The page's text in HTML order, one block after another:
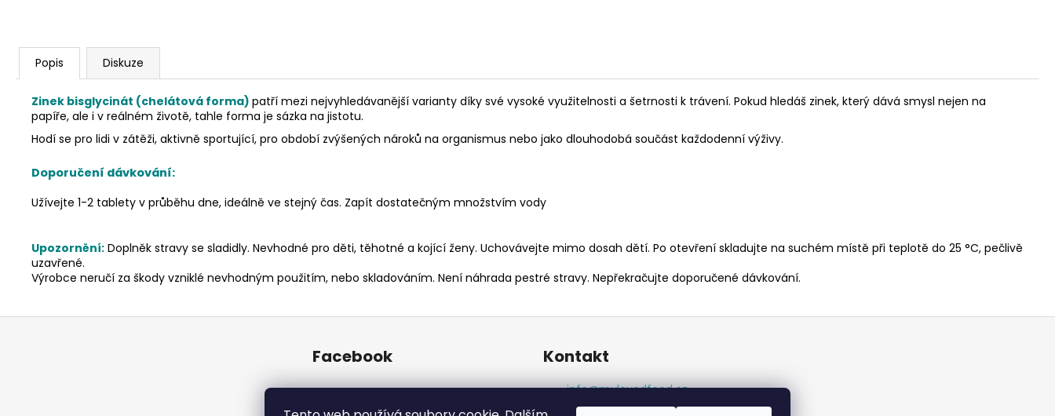
Popis Diskuze
Zinek bisglycinát (chelátová forma) patří mezi nejvyhledávanější varianty díky své vysoké využitelnosti a šetrnosti k trávení. Pokud hledáš zinek, který dává smysl nejen na
papíře, ale i v reálném životě, tahle forma je sázka na jistotu.
Hodí se pro lidi v zátěži, aktivně sportující, pro období zvýšených nároků na organismus nebo jako dlouhodobá součást každodenní výživy.
Doporučení dávkování:
Užívejte 1-2 tablety v průběhu dne, ideálně ve stejný čas. Zapít dostatečným množstvím vody
Upozornění: Doplněk stravy se sladidly. Nevhodné pro děti, těhotné a kojící ženy. Uchovávejte mimo dosah dětí. Po otevření skladujte na suchém místě při teplotě do 25 °C, pečlivě
uzavřené.
Výrobce neručí za škody vzniklé nevhodným použitím, nebo skladováním. Není náhrada pestré stravy. Nepřekračujte doporučené dávkování.
Z
Facebook Kontakt
info@mylovedfood.cz
+420777977369